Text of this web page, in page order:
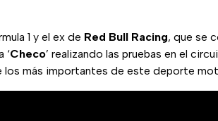
1 y el ex de Red Bull Racing, que se
‘Checo’ realizando las pruebas en el
los más importantes de este deporte